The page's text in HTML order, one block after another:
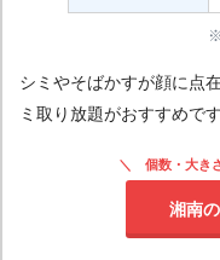
シミやそばかすが顔に点
ミ取り放題がおすすめです
個数・大き
湘南